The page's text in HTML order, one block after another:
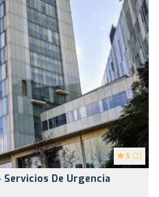
5 (2)
De Urgencia